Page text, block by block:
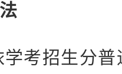
招生分普